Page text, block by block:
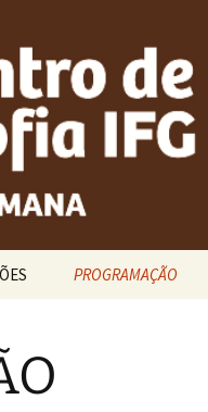
PROGRAMAÇÃO